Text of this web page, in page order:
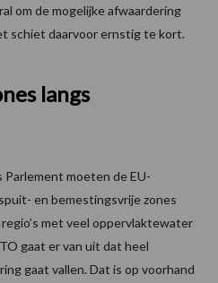
om de mogelijke afwaardering
schiet daarvoor ernstig te kort.
langs
moeten de EU-
en bemestingsvrije zones
met veel oppervlaktewater
gaat er van uit dat heel
gaat vallen. Dat is op voorhand